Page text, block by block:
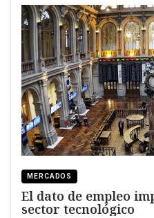
MERCADOS
El dato de empleo
sector tecnológico